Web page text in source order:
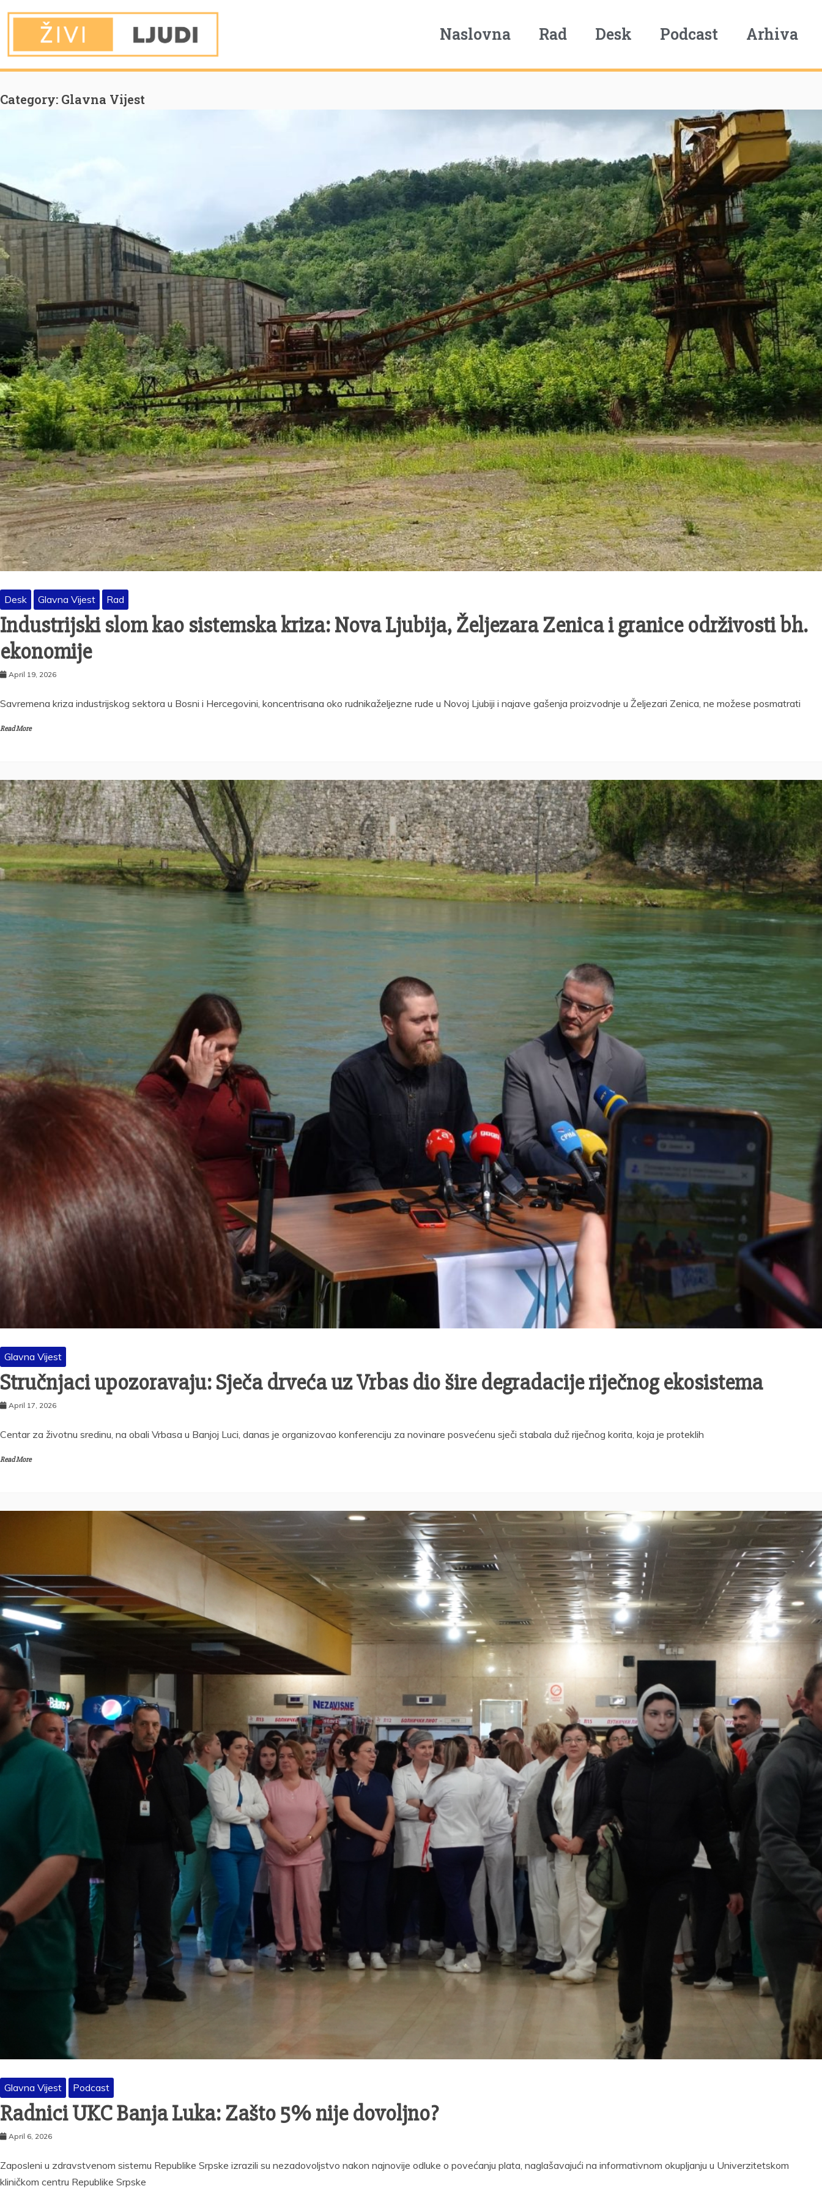
Naslovna Rad Desk Podcast Arhiva
You are Here
Home
Glavna Vijest Page 2
Category: Glavna Vijest
Desk Glavna Vijest Rad
Industrijski slom kao sistemska kriza: Nova Ljubija, Željezara Zenica i granice održivosti bh.
ekonomije
April 19, 2026
Savremena kriza industrijskog sektora u Bosni i Hercegovini, koncentrisana oko rudnikaželjezne rude u Novoj Ljubiji i najave gašenja proizvodnje u Željezari Zenica, ne možese posmatrati
Read More
Glavna Vijest
Stručnjaci upozoravaju: Sječa drveća uz Vrbas dio šire degradacije riječnog ekosistema
April 17, 2026
Centar za životnu sredinu, na obali Vrbasa u Banjoj Luci, danas je organizovao konferenciju za novinare posvećenu sječi stabala duž riječnog korita, koja je proteklih
Read More
Glavna Vijest Podcast
Radnici UKC Banja Luka: Zašto 5% nije dovoljno?
April 6, 2026
Zaposleni u zdravstvenom sistemu Republike Srpske izrazili su nezadovoljstvo nakon najnovije odluke o povećanju plata, naglašavajući na informativnom okupljanju u Univerzitetskom
kliničkom centru Republike Srpske